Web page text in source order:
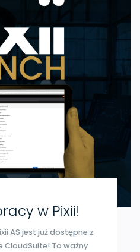
w Pixii!
AS jest już dostępne z
CloudSuite! To ważny